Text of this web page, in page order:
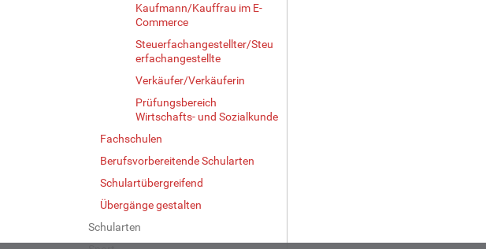
Kaufmann/Kauffrau im E-
Commerce
Steuerfachangestellter/Steu
erfachangestellte
Verkäufer/Verkäuferin
Prüfungsbereich
Wirtschafts- und Sozialkunde
Fachschulen
Berufsvorbereitende Schularten
Schulartübergreifend
Übergänge gestalten
Schularten